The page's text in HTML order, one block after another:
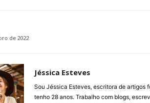
de 2022
Jéssica Esteves
Sou Jéssica Esteves, escritora de artigos
tenho 28 anos. Trabalho com blogs,